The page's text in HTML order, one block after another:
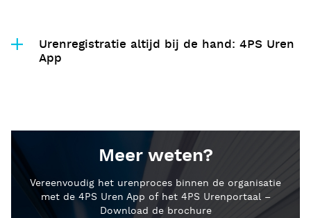
Urenregistratie altijd bij de hand: 4PS Uren
App
Meer weten?
Vereenvoudig het urenproces binnen de organisatie
met de 4PS Uren App of het 4PS Urenportaal –
Download de brochure